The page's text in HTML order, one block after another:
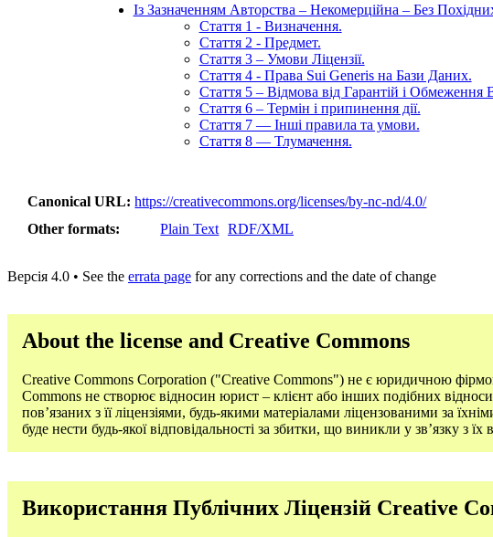
Із Зазначенням Авторства – Некомерційна – Без
Стаття 1 - Визначення.
Стаття 2 - Предмет.
Стаття 3 – Умови Ліцензії.
Стаття 4 - Права Sui Generis на Бази Даних.
Стаття 5 – Відмова від Гарантій і Обмеження
Стаття 6 – Термін і припинення дії.
Стаття 7 — Інші правила та умови.
Стаття 8 — Тлумачення.
Canonical URL
https://creativecommons.org/licenses/by-nc-nd/4.0/
Other formats
Plain Text RDF/XML
Версія 4.0 • See the errata page for any corrections and the date of change
About the license and Creative Commons
Creative Commons Corporation ("Creative Commons") не є юридичною
Commons не створює відносин юрист – клієнт або інших подібних
пов’язаних з її ліцензіями, будь-якими матеріалами ліцензованими за
буде нести будь-якої відповідальності за збитки, що виникли у зв’язку з
Використання Публічних Ліцензій Creative